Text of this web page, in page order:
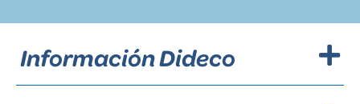
Información Dideco